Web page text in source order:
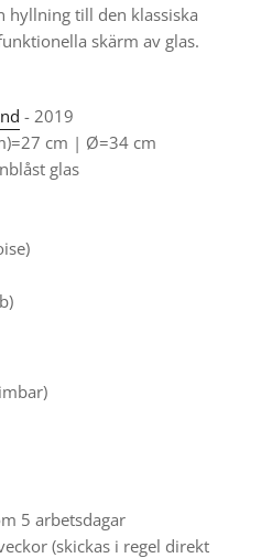
hyllning till den klassiska
skärm av glas.
- 2019
cm | Ø=34 cm
glas
5 arbetsdagar
(skickas i regel direkt